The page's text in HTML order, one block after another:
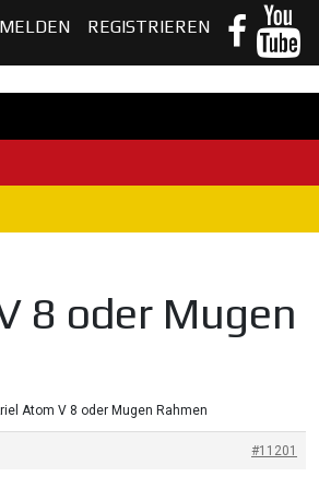
REGISTRIEREN
8 oder Mugen
Atom V 8 oder Mugen Rahmen
#11201